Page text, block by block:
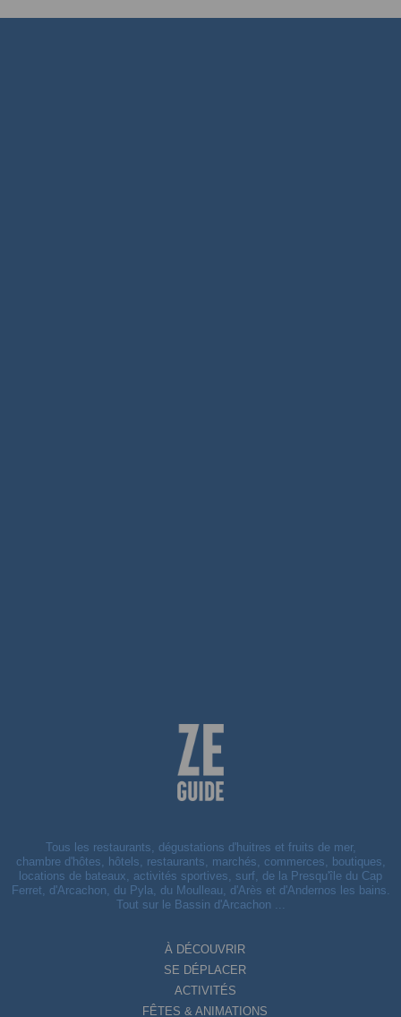
Tous les restaurants, dégustations d'huitres et fruits de mer,
chambre d'hôtes, hôtels, restaurants, marchés, commerces, boutiques,
locations de bateaux, activités sportives, surf, de la Presqu'île du Cap
Ferret, d'Arcachon, du Pyla, du Moulleau, d'Arès et d'Andernos les bains.
Tout sur le Bassin d'Arcachon ...
À DÉCOUVRIR
SE DÉPLACER
ACTIVITÉS
FÊTES & ANIMATIONS